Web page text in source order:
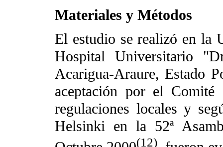
Materiales y Métodos
El estudio se realizó en la
Hospital Universitario
Acarigua-Araure, Estado
aceptación por el
regulaciones locales y
Helsinki en la 52ª
(12)